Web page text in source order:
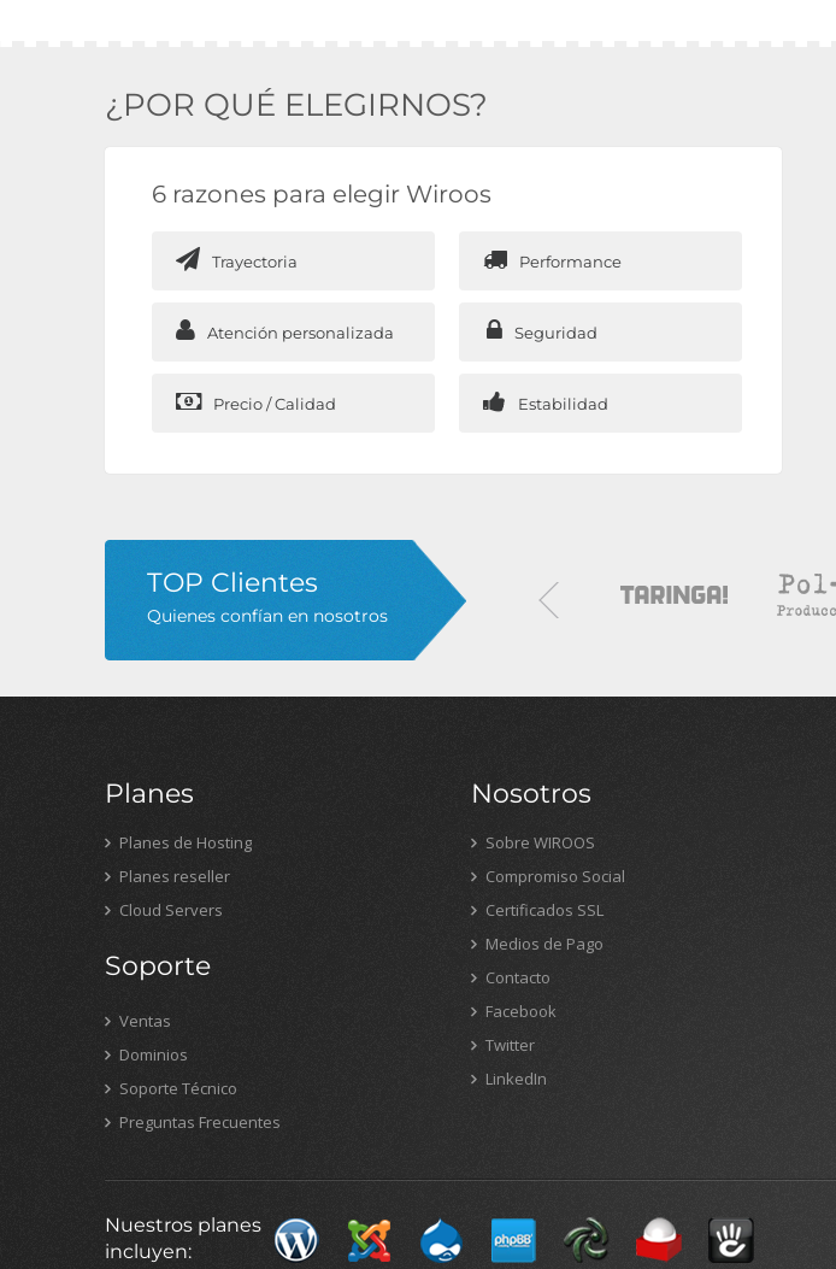
¿POR QUÉ ELEGIRNOS?
6 razones para elegir Wiroos
Trayectoria
Atención personalizada
Precio / Calidad
Performance
Seguridad
Estabilidad
TOP Clientes
Quienes confían en nosotros
Planes
Planes de Hosting
Planes reseller
Cloud Servers
Soporte
Ventas
Dominios
Soporte Técnico
Preguntas Frecuentes
Nosotros
Sobre WIROOS
Compromiso Social
Certificados SSL
Medios de Pago
Contacto
Facebook
Twitter
LinkedIn
Nuestros planes
incluyen: